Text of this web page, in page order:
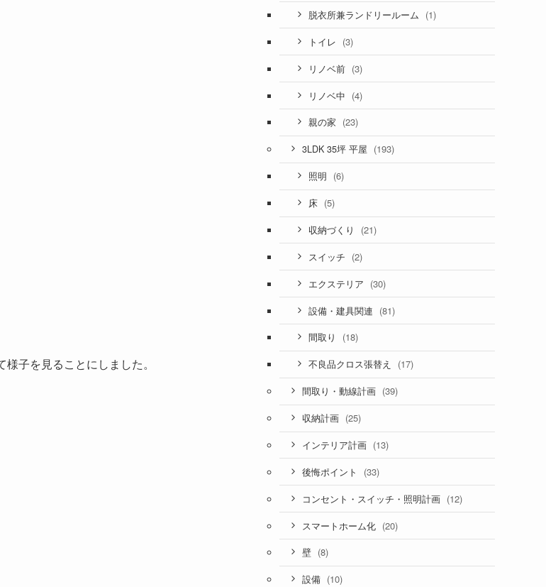
子を見ることにしました。
脱衣所兼ランドリールーム (1)
トイレ (3)
リノベ前 (3)
リノベ中 (4)
親の家 (23)
3LDK 35坪 平屋 (193)
照明 (6)
床 (5)
収納づくり (21)
スイッチ (2)
エクステリア (30)
設備・建具関連 (81)
間取り (18)
不良品クロス張替え (17)
間取り・動線計画 (39)
収納計画 (25)
インテリア計画 (13)
後悔ポイント (33)
コンセント・スイッチ・照明計画 (12)
スマートホーム化 (20)
壁 (8)
設備 (10)